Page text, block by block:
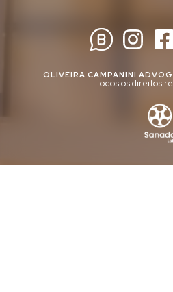
OLIVEIRA CAMPANINI
Todos os direitos